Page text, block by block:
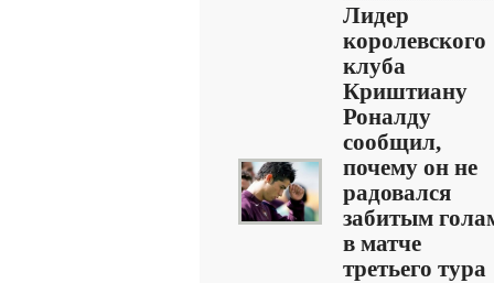
Лидер
королевского
клуба
Криштиану
Роналду
сообщил,
почему он не
радовался
забитым
в матче
третьего тура